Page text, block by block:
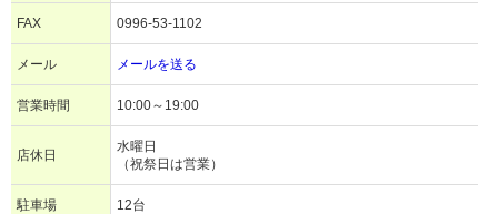
FAX 0996-53-1102
メール メールを送る
営業時間 10:00～19:00
店休日
水曜日
（祝祭日は営業）
駐車場 12台